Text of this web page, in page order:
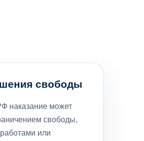
свободы
наказание может
свободы,
или